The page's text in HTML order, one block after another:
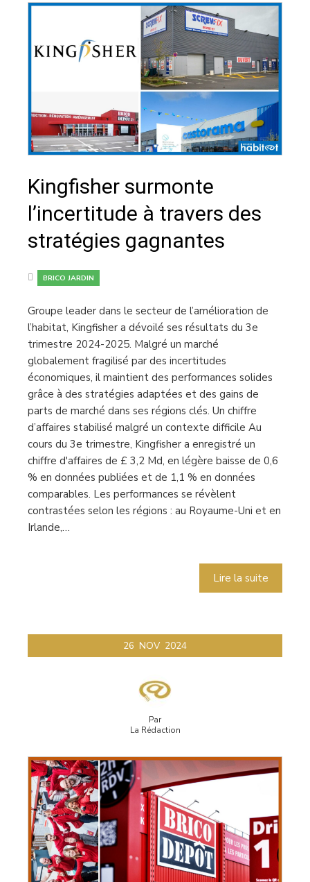
Kingfisher surmonte
l’incertitude à travers des
stratégies gagnantes
BRICO JARDIN
Groupe leader dans le secteur de l’amélioration de
l’habitat, Kingfisher a dévoilé ses résultats du 3e
trimestre 2024-2025. Malgré un marché
globalement fragilisé par des incertitudes
économiques, il maintient des performances solides
grâce à des stratégies adaptées et des gains de
parts de marché dans ses régions clés. Un chiffre
d’affaires stabilisé malgré un contexte difficile Au
cours du 3e trimestre, Kingfisher a enregistré un
chiffre d'affaires de £ 3,2 Md, en légère baisse de 0,6
% en données publiées et de 1,1 % en données
comparables. Les performances se révèlent
contrastées selon les régions : au Royaume-Uni et en
Irlande,…
Lire la suite
26 NOV 2024
Par
La Rédaction